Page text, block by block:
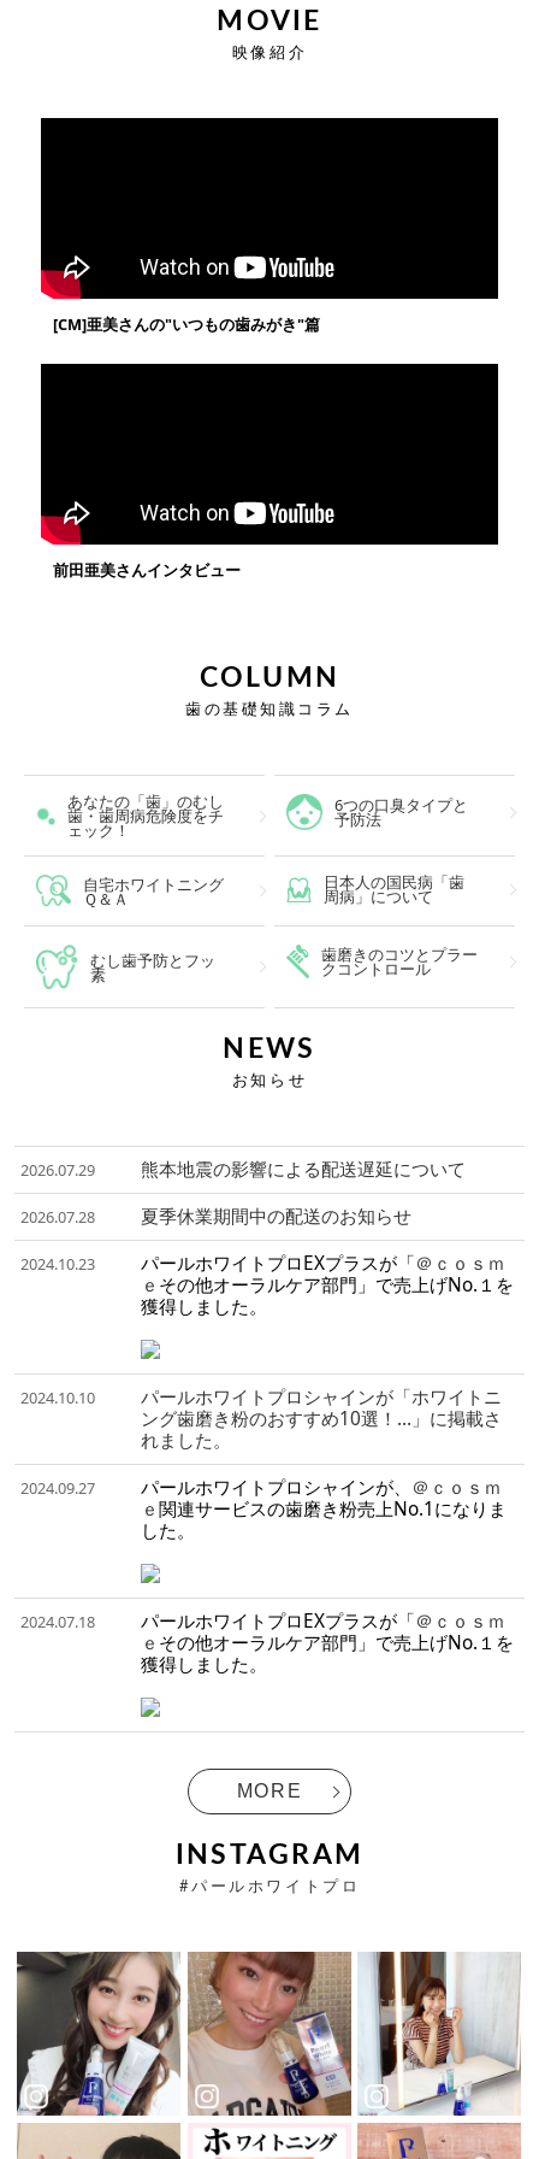
MOVIE
映像紹介
[CM]亜美さんの"いつもの歯みがき"篇
前田亜美さんインタビュー
COLUMN
歯の基礎知識コラム
あなたの「歯」のむし
歯・歯周病危険度をチ
ェック！
6つの口臭タイプと
予防法
自宅ホワイトニング
Ｑ＆Ａ
日本人の国民病「歯
周病」について
むし歯予防とフッ
素
歯磨きのコツとプラー
クコントロール
NEWS
お知らせ
2026.07.29 熊本地震の影響による配送遅延について
2026.07.28 夏季休業期間中の配送のお知らせ
2024.10.23 パールホワイトプロEXプラスが「＠ｃｏｓｍ
ｅ その他オーラルケア部門」で売上げNo.１を
獲得しました。
2024.10.10
パールホワイトプロシャインが「ホワイトニ
ング歯磨き粉のおすすめ10選！…」に掲載さ
れました。
2024.09.27 パールホワイトプロシャインが、
＠ｃｏｓｍ
ｅ関連サービスの歯磨き粉売上No.1になりま
した。
2024.07.18 パールホワイトプロEXプラスが「＠ｃｏｓｍ
ｅ その他オーラルケア部門」で売上げNo.１を
獲得しました。
MORE
INSTAGRAM
#パールホワイトプロ